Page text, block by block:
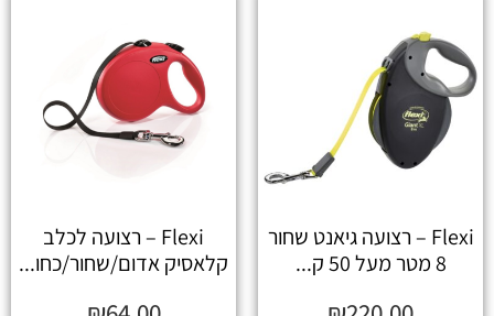
Flexi – רצועה גיאנט שחור
8 מטר מעל 50 ק...
Flexi – רצועה לכלב
קלאסיק אדום/שחור/כחו...